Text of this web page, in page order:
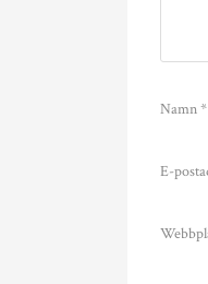
Namn*
E-